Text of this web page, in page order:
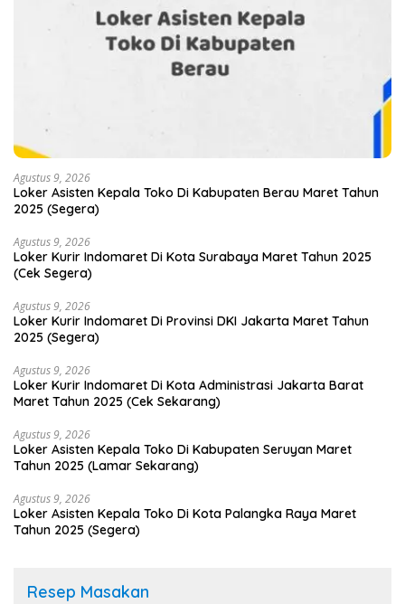
Agustus 9, 2026
Loker Asisten Kepala Toko Di Kabupaten Berau Maret Tahun
2025 (Segera)
Agustus 9, 2026
Loker Kurir Indomaret Di Kota Surabaya Maret Tahun 2025
(Cek Segera)
Agustus 9, 2026
Loker Kurir Indomaret Di Provinsi DKI Jakarta Maret Tahun
2025 (Segera)
Agustus 9, 2026
Loker Kurir Indomaret Di Kota Administrasi Jakarta Barat
Maret Tahun 2025 (Cek Sekarang)
Agustus 9, 2026
Loker Asisten Kepala Toko Di Kabupaten Seruyan Maret
Tahun 2025 (Lamar Sekarang)
Agustus 9, 2026
Loker Asisten Kepala Toko Di Kota Palangka Raya Maret
Tahun 2025 (Segera)
Resep Masakan